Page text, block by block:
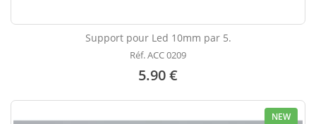
Support pour Led 10mm par 5.
Réf. ACC 0209
5.90 €
NEW